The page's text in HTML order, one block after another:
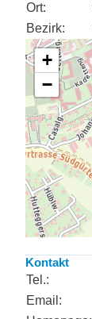
Ort:
Bezirk:
Kontakt
Tel.:
Email: